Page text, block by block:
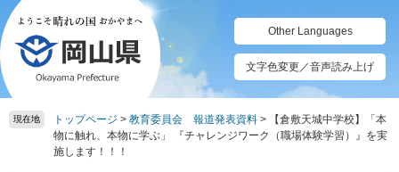
ペ
ー
ジ
の
先
頭
メ
ニ
ュ
ー
を
飛
Other Languages
文字色変更／音声読み上げ
現在地 トップページ > 教育委員会 報道発表資料 >
【倉敷天城中学校】「本
物に触れ、本物に学ぶ」 『チャレンジワーク（職場体験学習）』を実
施します！！！